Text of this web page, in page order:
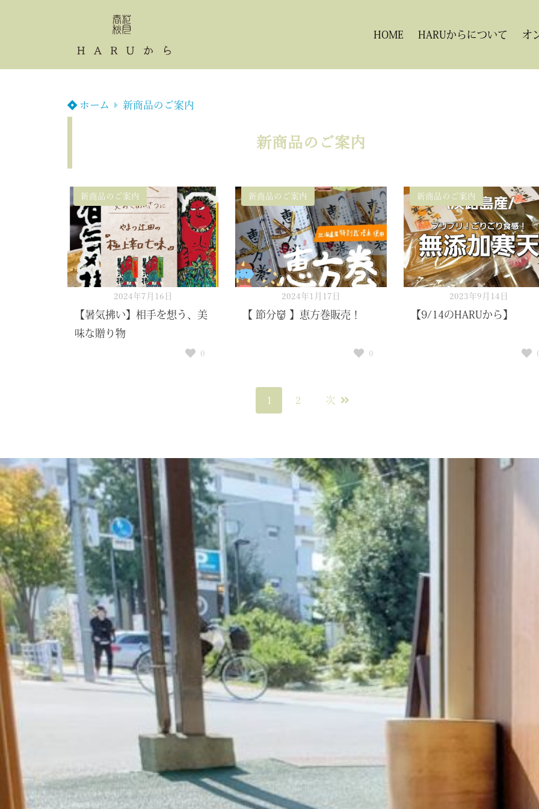
HOME HARUからについて オ
ホーム 新商品のご案内
新商品のご案内
新商品のご案内
2024年7月16日
【暑気拂い】相手を想う、美
味な贈り物
0
新商品のご案内
2024年1月17日
【 節分👹 】恵方巻販売！
0
新商品のご案内
2023年9月14日
【9/14のHARUから】
1 2 次